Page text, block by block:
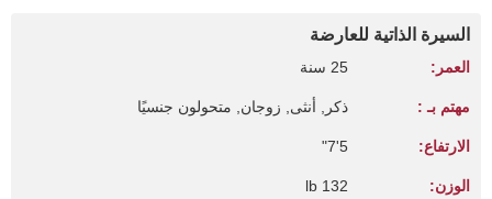
السيرة الذاتية للعارضة
العمر: 25 سنة
مهتم بـ : ذكر, أنثى, زوجان, متحولون جنسيًا
الارتفاع: 5'7"
الوزن: 132 lb